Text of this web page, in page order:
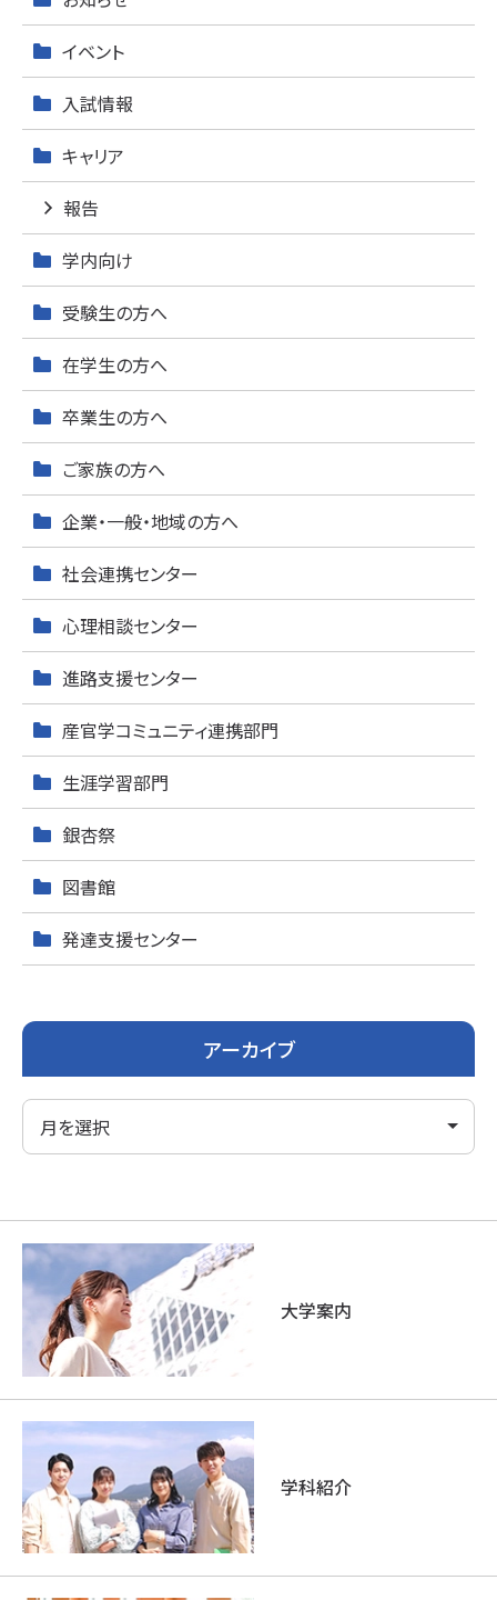
シ
ョ
ン
イベント
入試情報
キャリア
報告
学内向け
受験生の方へ
在学生の方へ
卒業生の方へ
ご家族の方へ
企業・一般・地域の方へ
社会連携センター
心理相談センター
進路支援センター
産官学コミュニティ連携部門
生涯学習部門
銀杏祭
図書館
発達支援センター
アーカイブ
大学案内
学科紹介